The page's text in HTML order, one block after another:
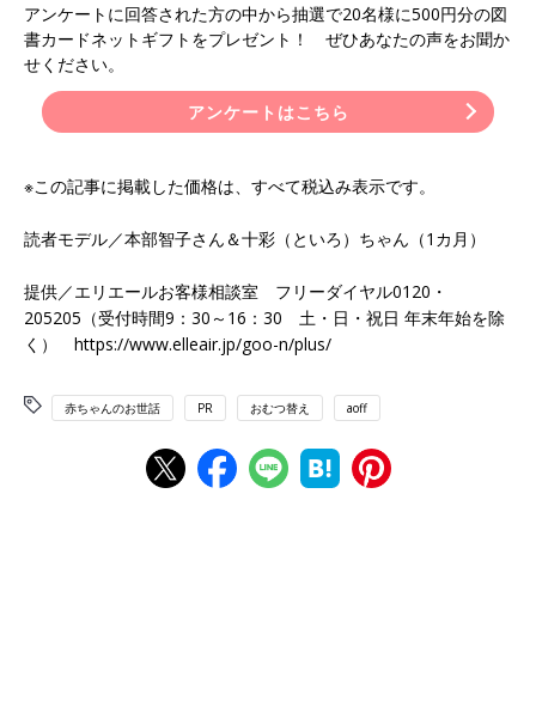
アンケートに回答された方の中から抽選で20名様に500円分の図
書カードネットギフトをプレゼント！ ぜひあなたの声をお聞か
せください。
アンケートはこちら
※この記事に掲載した価格は、すべて税込み表示です。
読者モデル／本部智子さん＆十彩（といろ）ちゃん（1カ月）
提供／エリエールお客様相談室 フリーダイヤル0120・
205205（受付時間9：30～16：30 土・日・祝日 年末年始を除
く） https://www.elleair.jp/goo-n/plus/
赤ちゃんのお世話 PR おむつ替え aoff